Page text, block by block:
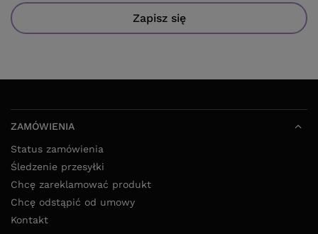
Zapisz się
ZAMÓWIENIA
Status zamówienia
Śledzenie przesyłki
Chcę zareklamować produkt
Chcę odstąpić od umowy
Kontakt